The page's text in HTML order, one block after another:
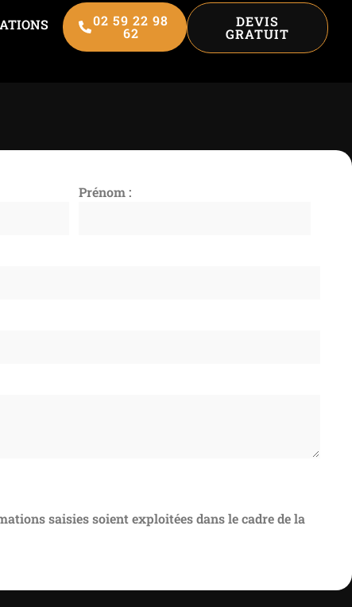
02 59 22 98
62
DEVIS
GRATUIT
Prénom :
saisies soient exploitées dans le cadre de la